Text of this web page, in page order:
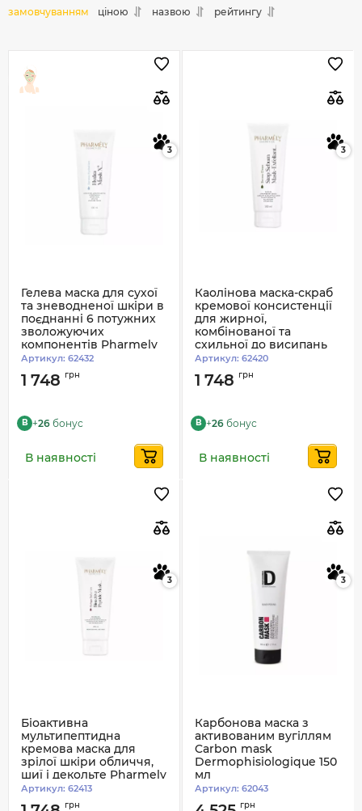
замовчуванням ціною назвою рейтингу
3
Гелева маска для сухої
та зневодненої шкіри в
поєднанні 6 потужних
зволожуючих
компонентів Pharmely
100 мл
Артикул: 62432
1 748 грн
B +26 бонус
В наявності
3
Каолінова маска-скраб
кремової консистенції
для жирної,
комбінованої та
схильної до висипань
шкіри Pharmely 100 мл
Артикул: 62420
1 748 грн
B +26 бонус
В наявності
3
Біоактивна
мультипептидна
кремова маска для
зрілої шкіри обличчя,
шиї і декольте Pharmely
100 мл
Артикул: 62413
грн
3
Карбонова маска з
активованим вугіллям
Carbon mask
Dermophisiologique 150
мл
Артикул: 62043
грн